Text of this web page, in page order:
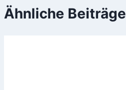
Ähnliche Beiträge